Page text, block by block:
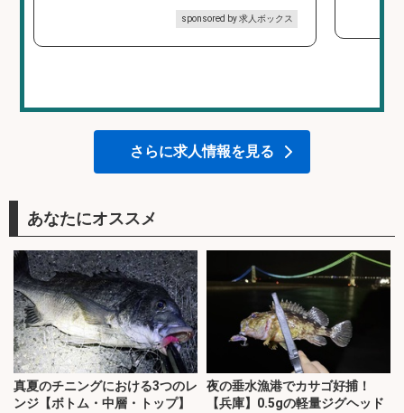
sponsored by 求人ボックス
さらに求人情報を見る
あなたにオススメ
真夏のチニングにおける3つのレ
ンジ【ボトム・中層・トップ】
夜の垂水漁港でカサゴ好捕！
【兵庫】0.5gの軽量ジグヘッド